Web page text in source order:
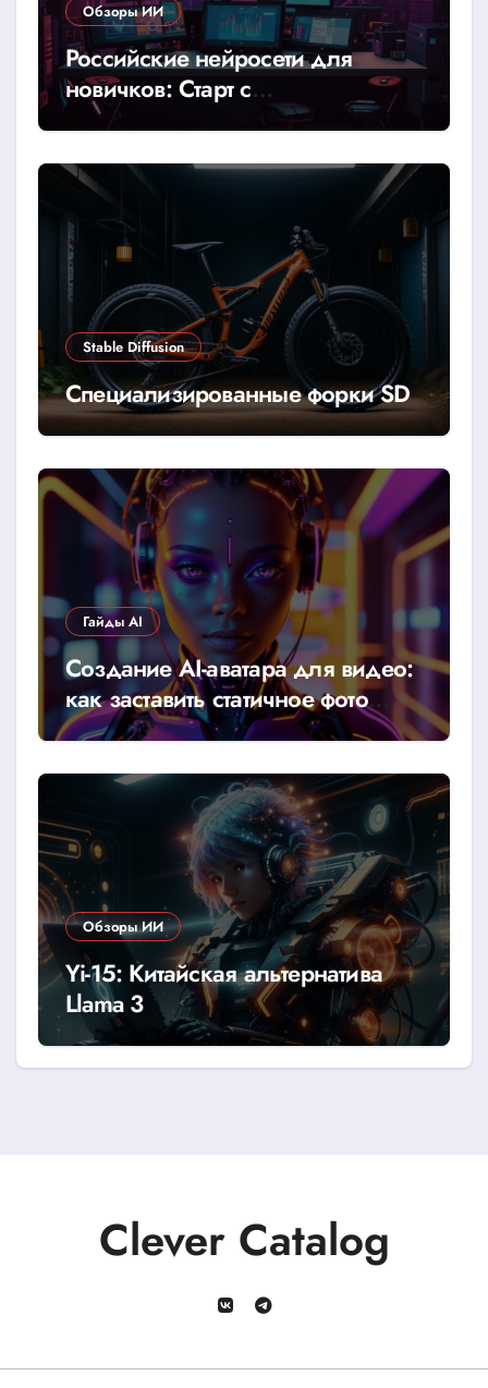
Обзоры ИИ
Российские нейросети для
новичков: Старт с
YandexGPT/GigaChat
Stable Diffusion
Специализированные форки SD
Гайды AI
Создание AI-аватара для видео:
как заставить статичное фото
говорить
Обзоры ИИ
Yi-15: Китайская альтернатива
Llama 3
Clever Catalog